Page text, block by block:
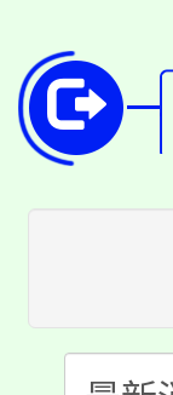
版
公
代
「
生
公
代
公
代
轉